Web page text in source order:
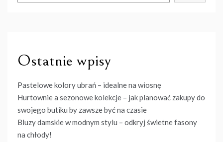
Ostatnie wpisy
Pastelowe kolory ubrań – idealne na wiosnę
Hurtownie a sezonowe kolekcje – jak planować zakupy do
swojego butiku by zawsze być na czasie
Bluzy damskie w modnym stylu – odkryj świetne fasony
na chłody!